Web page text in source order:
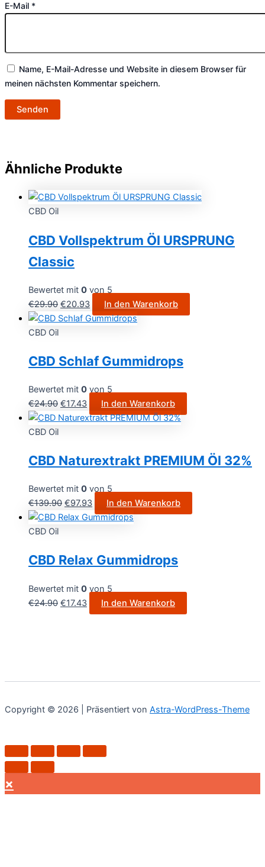
E-Mail *
Name, E-Mail-Adresse und Website in diesem Browser für
meinen nächsten Kommentar speichern.
Ähnliche Produkte
CBD Oil
CBD Vollspektrum Öl URSPRUNG
Classic
Bewertet mit 0 von 5
€29.90 €20.93 In den Warenkorb
CBD Oil
CBD Schlaf Gummidrops
Bewertet mit 0 von 5
€24.90 €17.43 In den Warenkorb
CBD Oil
CBD Naturextrakt PREMIUM Öl 32%
Bewertet mit 0 von 5
€139.90 €97.93 In den Warenkorb
CBD Oil
CBD Relax Gummidrops
Bewertet mit 0 von 5
€24.90 €17.43 In den Warenkorb
Copyright © 2026 | Präsentiert von Astra-WordPress-Theme
×